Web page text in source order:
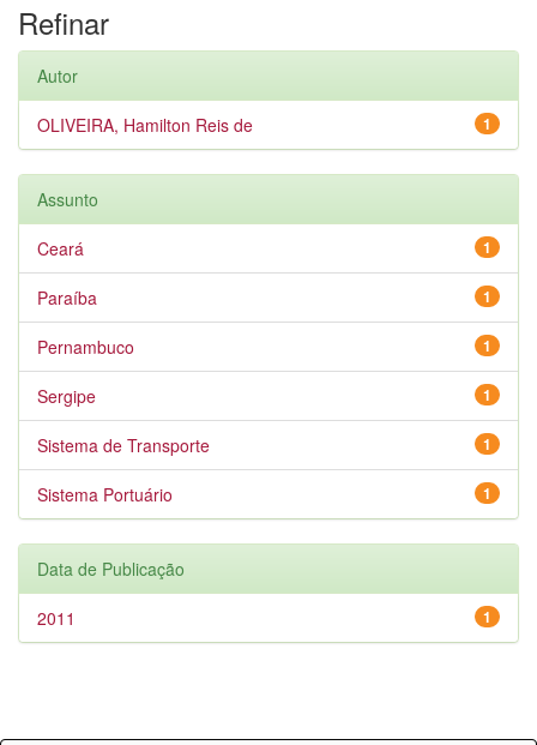
Refinar
Autor
1
OLIVEIRA, Hamilton Reis de
Assunto
1
Ceará
1
Paraíba
1
Pernambuco
1
Sergipe
1
Sistema de Transporte
1
Sistema Portuário
Data de Publicação
1
2011